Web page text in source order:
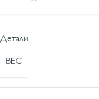
Детали
ВЕС